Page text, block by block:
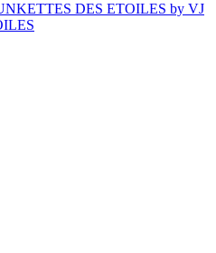
DES ETOILES by VJ